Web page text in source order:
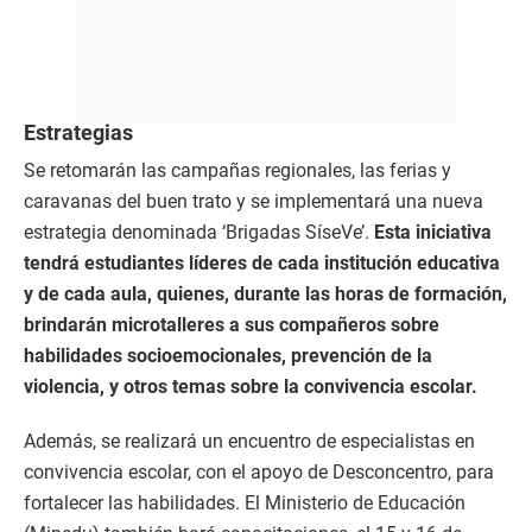
Estrategias
Se retomarán las campañas regionales, las ferias y
caravanas del buen trato y se implementará una nueva
estrategia denominada ‘Brigadas SíseVe’. Esta iniciativa
tendrá estudiantes líderes de cada institución educativa
y de cada aula, quienes, durante las horas de formación,
brindarán microtalleres a sus compañeros sobre
habilidades socioemocionales, prevención de la
violencia, y otros temas sobre la convivencia escolar.
Además, se realizará un encuentro de especialistas en
convivencia escolar, con el apoyo de Desconcentro, para
fortalecer las habilidades. El Ministerio de Educación